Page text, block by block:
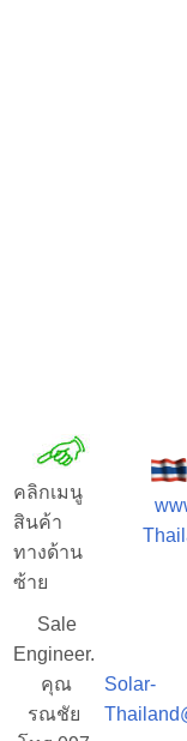
คลิกเมนู
สินค้า
ทางด้าน
ซ้าย
Sale
Engineer.
คุณ
รณชัย
Solar-